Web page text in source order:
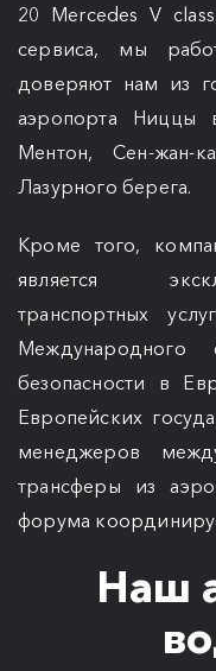
20 Mercedes V
сервиса, мы
доверяют нам из
аэропорта Ниццы
Ментон, Сен-жан-
Лазурного берега.
Кроме того,
является
транспортных
Международного
безопасности в
Европейских
менеджеров
трансферы из
форума
Наш